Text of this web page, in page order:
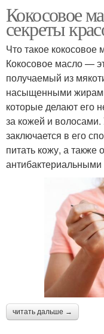
Кокосовое
секреты
Что такое
Кокосовое масло —
получаемый из
насыщенными
которые делают его
за кожей и волосами.
заключается в его
питать кожу, а также
читать дальше →